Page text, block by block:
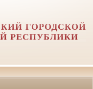
ГОРОДСКОЙ
РЕСПУБЛИКИ